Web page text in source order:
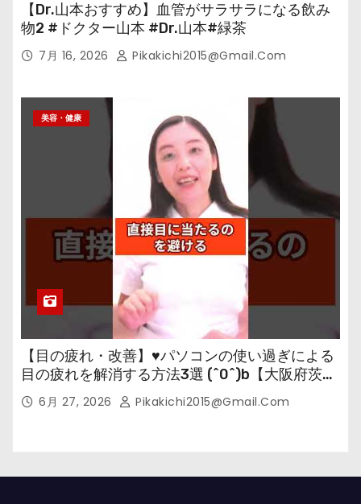
【Dr.山本おすすめ】血管がサラサラになる飲み
物2 #ドクター山本 #Dr.山本#緑茶
7月 16, 2026 Pikakichi2015@gmail.com
美容・健康
【目の疲れ・改善】♥パソコンの使い過ぎによる
目の疲れを解消する方法3選 (^0^)b【大阪府茨木
市の女性・美容鍼灸・整体師が教えます。】
6月 27, 2026 Pikakichi2015@gmail.com